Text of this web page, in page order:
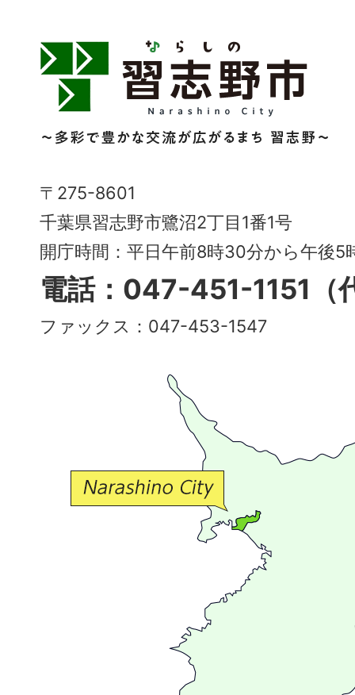
習
志
野
市
Narashino
City
～
多
彩
で
〒275-8601
千葉県習志野市鷺沼2丁目1番1号
開庁時間：平日午前8時30分から午後5
電話：047-451-1151（
ファックス：047-453-1547